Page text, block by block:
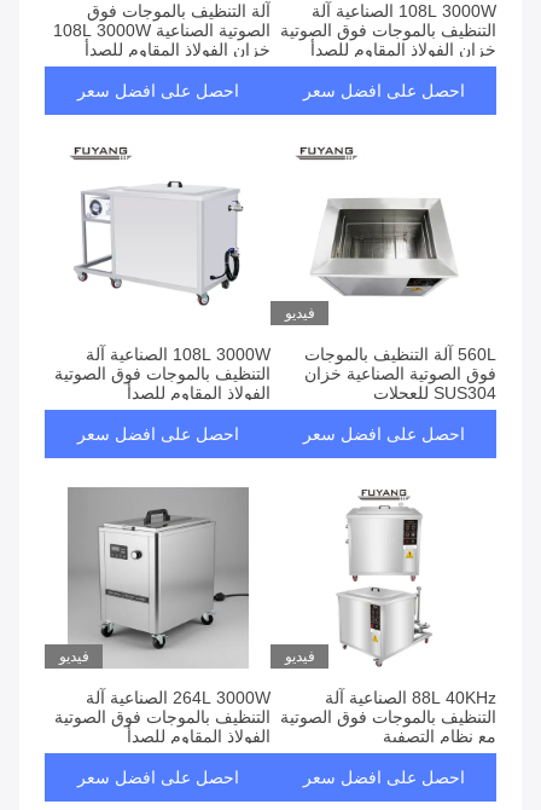
108L 3000W الصناعية آلة
التنظيف بالموجات فوق الصوتية
خزان الفولاذ المقاوم للصدأ
احصل على افضل سعر
آلة التنظيف بالموجات فوق
الصوتية الصناعية 108L 3000W
خزان الفولاذ المقاوم للصدأ
احصل على افضل سعر
فيديو
560L آلة التنظيف بالموجات
فوق الصوتية الصناعية خزان
SUS304 للعجلات
احصل على افضل سعر
108L 3000W الصناعية آلة
التنظيف بالموجات فوق الصوتية
الفولاذ المقاوم للصدأ
احصل على افضل سعر
فيديو
88L 40KHz الصناعية آلة
التنظيف بالموجات فوق الصوتية
مع نظام التصفية
احصل على افضل سعر
فيديو
264L 3000W الصناعية آلة
التنظيف بالموجات فوق الصوتية
الفولاذ المقاوم للصدأ
احصل على افضل سعر